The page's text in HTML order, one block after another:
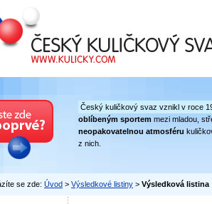
kuličkový svaz
Český kuličkový svaz vznikl v roce
oblíbeným sportem mezi mladou,
neopakovatelnou atmosféru
z nich.
se zde: Úvod > Výsledkové listiny > Výsledková listina